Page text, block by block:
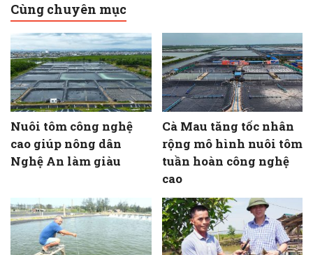
Cùng chuyên mục
Nuôi tôm công nghệ
cao giúp nông dân
Nghệ An làm giàu
Cà Mau tăng tốc nhân
rộng mô hình nuôi tôm
tuần hoàn công nghệ
cao